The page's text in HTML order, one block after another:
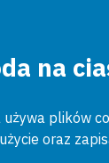
na
używa plików
oraz